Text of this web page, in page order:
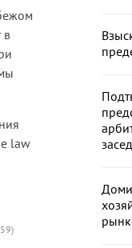
в
law